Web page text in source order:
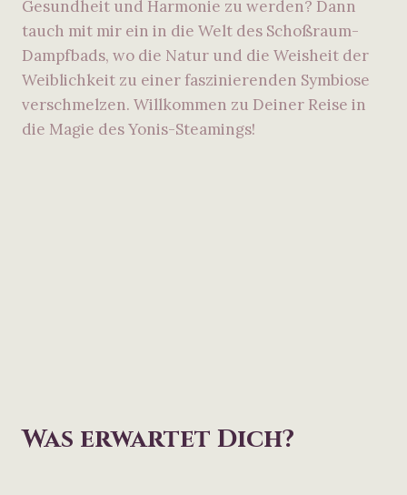
Gesundheit und Harmonie zu werden? Dann
tauch mit mir ein in die Welt des Schoßraum-
Dampfbads, wo die Natur und die Weisheit der
Weiblichkeit zu einer faszinierenden Symbiose
verschmelzen. Willkommen zu Deiner Reise in
die Magie des Yonis-Steamings!
Was erwartet Dich?